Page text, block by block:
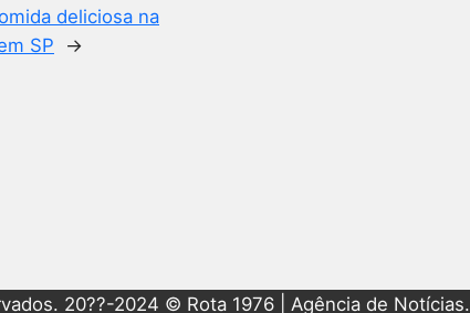
deliciosa na
SP
→
20??-2024 © Rota 1976 | Agência de Notícias.